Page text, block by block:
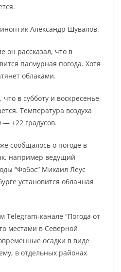
Александр Шувалов.
он рассказал, что в
пасмурная погода. Хотя
облаками.
в субботу и воскресенье
Температура воздуха
— +22 градусов.
сообщалось о погоде в
например ведущий
“Фобос” Михаил Леус
установится облачная
Telegram-канале “Погода от
местами в Северной
осадки в виде
в отдельных районах